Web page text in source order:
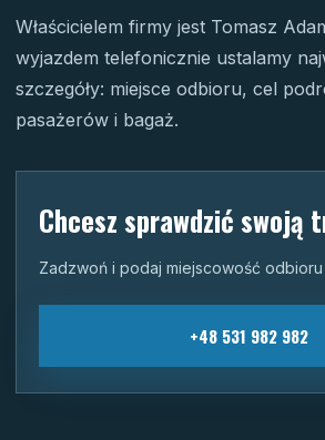
Właścicielem firmy jest Tomasz
wyjazdem telefonicznie ustalamy
szczegóły: miejsce odbioru, cel
pasażerów i bagaż.
Chcesz sprawdzić swoją
Zadzwoń i podaj miejscowość
+48 531 982 982